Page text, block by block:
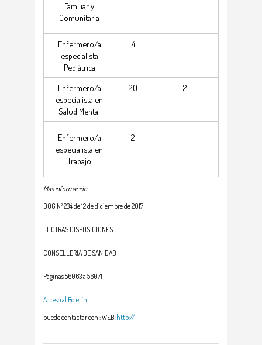
Familiar y
Comunitaria
Enfermero/a
especialista
Pediátrica
4
Enfermero/a
especialista en
Salud Mental
20 2
Enfermero/a
especialista en
Trabajo
2
Mas información:
DOG Nº 234 de 12 de diciembre de 2017
III. OTRAS DISPOSICIONES
CONSELLERIA DE SANIDAD
Páginas 56063 a 56071
Acceso al Boletín
puede contactar con : WEB :http://